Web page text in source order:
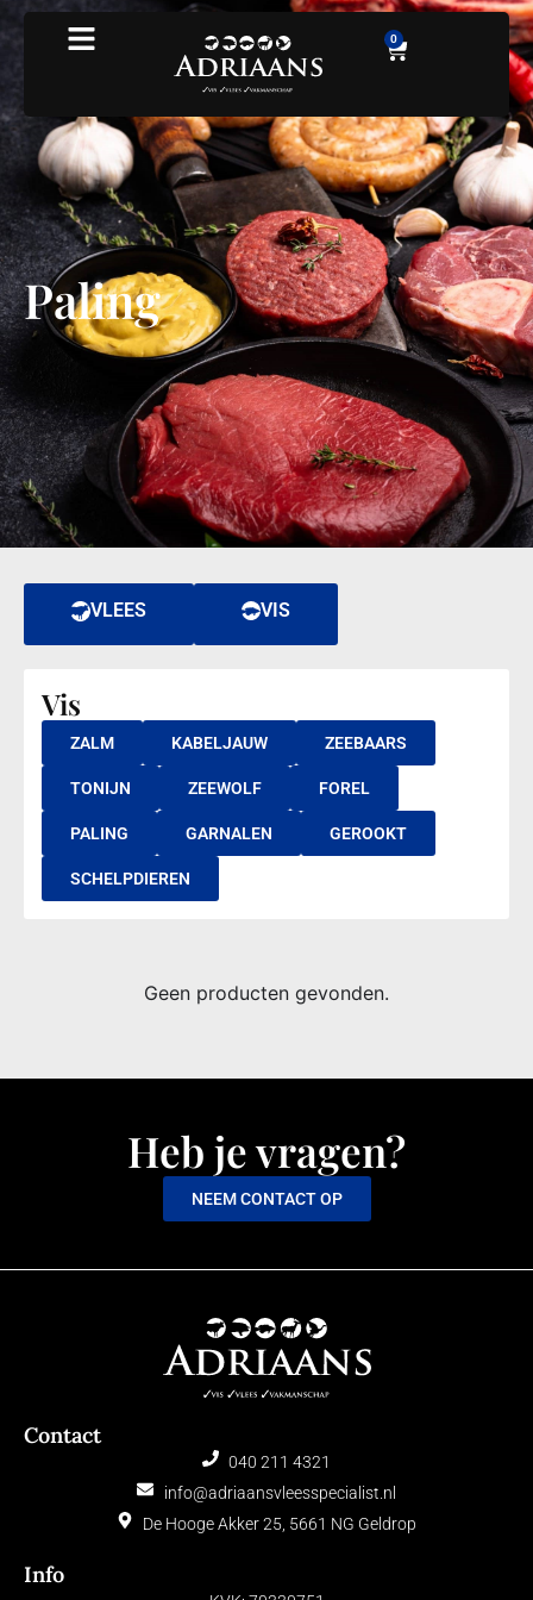
0
Paling
VLEES VIS
Vis
ZALM KABELJAUW ZEEBAARS
TONIJN ZEEWOLF FOREL
PALING GARNALEN GEROOKT
SCHELPDIEREN
Geen producten gevonden.
Heb je vragen?
NEEM CONTACT OP
Info
Contact
040 211 4321
info@adriaansvleesspecialist.nl
De Hooge Akker 25, 5661 NG Geldrop